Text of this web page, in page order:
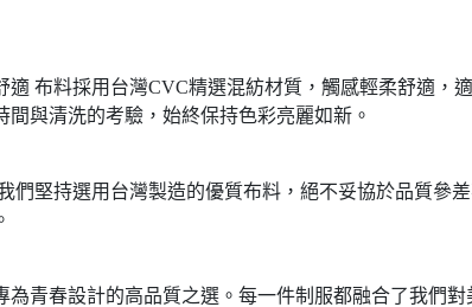
適 布料採用台灣CVC精選混紡材質，觸感輕柔舒適
間與清洗的考驗，始終保持色彩亮麗如新。
們堅持選用台灣製造的優質布料，絕不妥協於品質
為青春設計的高品質之選。每一件制服都融合了我們